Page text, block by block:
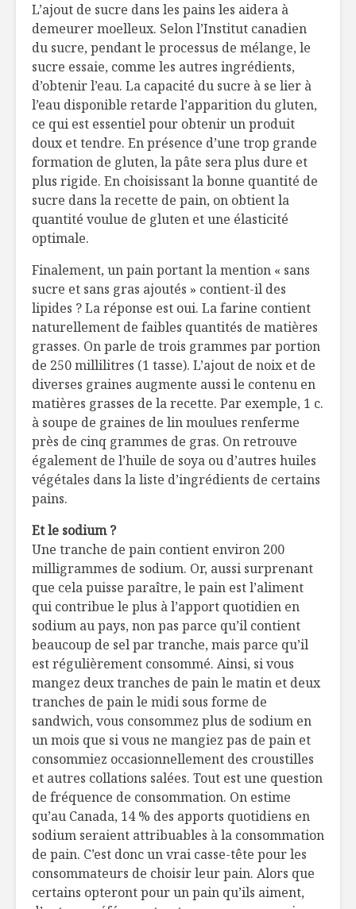
L’ajout de sucre dans les pains les aidera à
demeurer moelleux. Selon l’Institut canadien
du sucre, pendant le processus de mélange, le
sucre essaie, comme les autres ingrédients,
d’obtenir l’eau. La capacité du sucre à se lier à
l’eau disponible retarde l’apparition du gluten,
ce qui est essentiel pour obtenir un produit
doux et tendre. En présence d’une trop grande
formation de gluten, la pâte sera plus dure et
plus rigide. En choisissant la bonne quantité de
sucre dans la recette de pain, on obtient la
quantité voulue de gluten et une élasticité
optimale.
Finalement, un pain portant la mention « sans
sucre et sans gras ajoutés » contient-il des
lipides ? La réponse est oui. La farine contient
naturellement de faibles quantités de matières
grasses. On parle de trois grammes par portion
de 250 millilitres (1 tasse). L’ajout de noix et de
diverses graines augmente aussi le contenu en
matières grasses de la recette. Par exemple, 1 c.
à soupe de graines de lin moulues renferme
près de cinq grammes de gras. On retrouve
également de l’huile de soya ou d’autres huiles
végétales dans la liste d’ingrédients de certains
pains.
Et le sodium ?
Une tranche de pain contient environ 200
milligrammes de sodium. Or, aussi surprenant
que cela puisse paraître, le pain est l’aliment
qui contribue le plus à l’apport quotidien en
sodium au pays, non pas parce qu’il contient
beaucoup de sel par tranche, mais parce qu’il
est régulièrement consommé. Ainsi, si vous
mangez deux tranches de pain le matin et deux
tranches de pain le midi sous forme de
sandwich, vous consommez plus de sodium en
un mois que si vous ne mangiez pas de pain et
consommiez occasionnellement des croustilles
et autres collations salées. Tout est une question
de fréquence de consommation. On estime
qu’au Canada, 14 % des apports quotidiens en
sodium seraient attribuables à la consommation
de pain. C’est donc un vrai casse-tête pour les
consommateurs de choisir leur pain. Alors que
certains opteront pour un pain qu’ils aiment,